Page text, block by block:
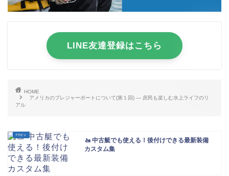
LINE友達登録はこちら
HOME
アメリカのプレジャーボートについて(第１回) ― 庶民も楽しむ水上ライフのリ
アル
🚤 中古艇でも使える！後付けできる最新装備
カスタム集